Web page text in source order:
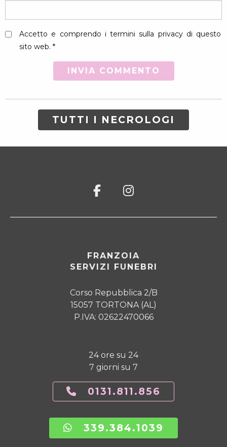
Accetto e comprendo i termini sulla privacy di questo
sito web. *
TUTTI I NECROLOGI
FRANZOIA
SERVIZI FUNEBRI
Corso Repubblica 2/B
15057 TORTONA (AL)
P.IVA: 02622470066
24 ore su 24
7 giorni su 7
0131.811.856
339.384.1039